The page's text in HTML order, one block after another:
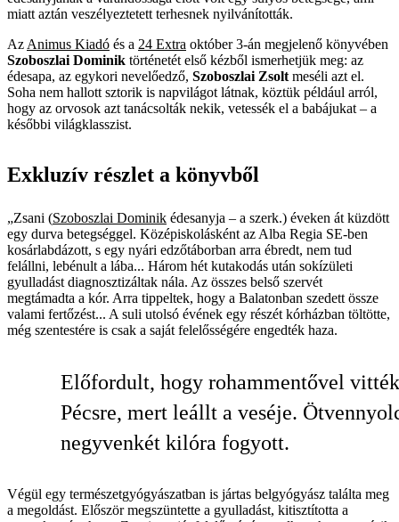
miatt aztán veszélyeztetett terhesnek nyilvánították.
Az Animus Kiadó és a 24 Extra október 3-án megjelenő könyvében
Szoboszlai Dominik történetét első kézből ismerhetjük meg: az
édesapa, az egykori nevelőedző, Szoboszlai Zsolt meséli azt el.
Soha nem hallott sztorik is napvilágot látnak, köztük például arról,
hogy az orvosok azt tanácsolták nekik, vetessék el a babájukat – a
későbbi világklasszist.
Exkluzív részlet a könyvből
„Zsani (Szoboszlai Dominik édesanyja – a szerk.) éveken át küzdött
egy durva betegséggel. Középiskolásként az Alba Regia SE-ben
kosárlabdázott, s egy nyári edzőtáborban arra ébredt, nem tud
felállni, lebénult a lába... Három hét kutakodás után sokízületi
gyulladást diagnosztizáltak nála. Az összes belső szervét
megtámadta a kór. Arra tippeltek, hogy a Balatonban szedett össze
valami fertőzést... A suli utolsó évének egy részét kórházban töltötte,
még szentestére is csak a saját felelősségére engedték haza.
Előfordult, hogy rohammentővel
Pécsre, mert leállt a veséje.
negyvenkét kilóra fogyott.
Végül egy természetgyógyászatban is jártas belgyógyász találta meg
a megoldást. Először megszüntette a gyulladást, kitisztította a